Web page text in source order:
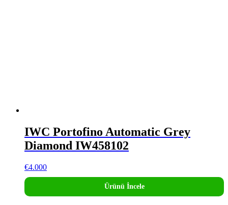
IWC Portofino Automatic Grey
Diamond IW458102
€4.000
Ürünü İncele